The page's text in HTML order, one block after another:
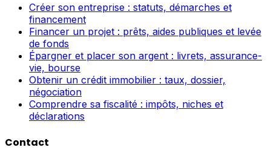
Créer son entreprise : statuts, démarches et
financement
Financer un projet : prêts, aides publiques et levée
de fonds
Épargner et placer son argent : livrets, assurance-
vie, bourse
Obtenir un crédit immobilier : taux, dossier,
négociation
Comprendre sa fiscalité : impôts, niches et
déclarations
Contact